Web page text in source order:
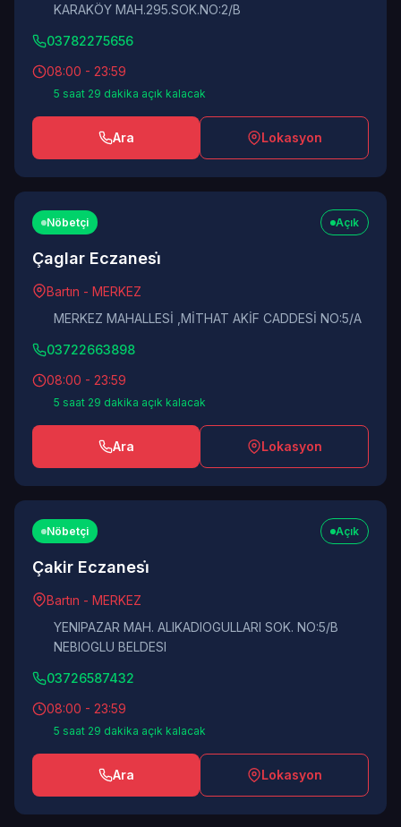
KARAKÖY MAH.295.SOK.NO:2/B
03782275656
08:00 - 23:59
5 saat 29 dakika açık kalacak
Ara Lokasyon
Nöbetçi Açık
Çaglar Eczanesi̇
Bartın - MERKEZ
MERKEZ MAHALLESİ ,MİTHAT AKİF CADDESİ NO:5/A
03722663898
08:00 - 23:59
5 saat 29 dakika açık kalacak
Ara Lokasyon
Nöbetçi Açık
Çakir Eczanesi̇
Bartın - MERKEZ
YENIPAZAR MAH. ALIKADIOGULLARI SOK. NO:5/B
NEBIOGLU BELDESI
03726587432
08:00 - 23:59
5 saat 29 dakika açık kalacak
Ara Lokasyon